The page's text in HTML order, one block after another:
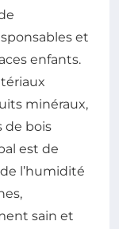
et
enfants.
minéraux,
de bois
est de
l’humidité
sain et